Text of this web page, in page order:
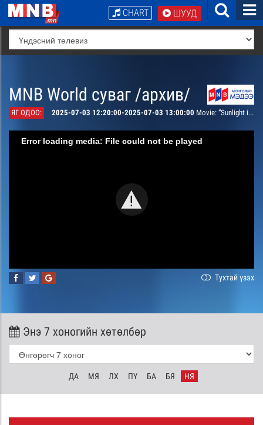
ШУУД
CHART
MNB World суваг /архив/
ЯГ ОДОО: 2025-07-03 12:20:00-2025-07-03 13:00:00 Movie: “Sunlight in the Home” TV series, episode 48
Error loading media: File could not be played
Тухтай үзэх
Энэ 7 хоногийн хөтөлбөр
ДА МЯ ЛХ ПҮ БА БЯ НЯ